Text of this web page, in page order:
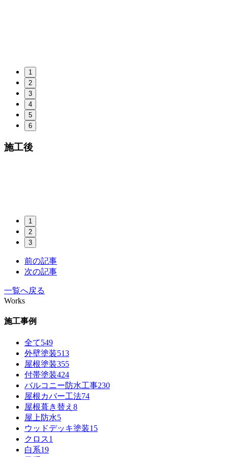
1
2
3
4
5
6
施工後
1
2
3
前の記事
次の記事
一覧へ戻る
Works
施工事例
全て549
外壁塗装513
屋根塗装355
付帯塗装424
バルコニー防水工事230
屋根カバー工法74
屋根葺き替え 8
屋上防水5
ウッドデッキ塗装15
クロス1
白系19